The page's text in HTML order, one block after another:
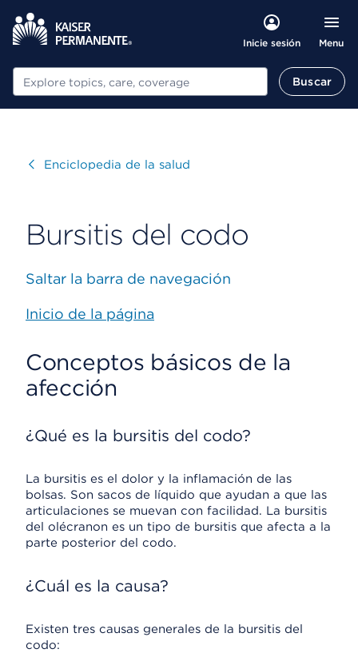
Inicie sesión Menu
Buscar Buscar
Visitar
Enciclopedia de la salud
Bursitis del codo
Saltar la barra de navegación
Inicio de la página
Conceptos básicos de la
afección
¿Qué es la bursitis del codo?
La bursitis es el dolor y la inflamación de las
bolsas. Son sacos de líquido que ayudan a que las
articulaciones se muevan con facilidad. La bursitis
del olécranon es un tipo de bursitis que afecta a la
parte posterior del codo.
¿Cuál es la causa?
Existen tres causas generales de la bursitis del
codo: